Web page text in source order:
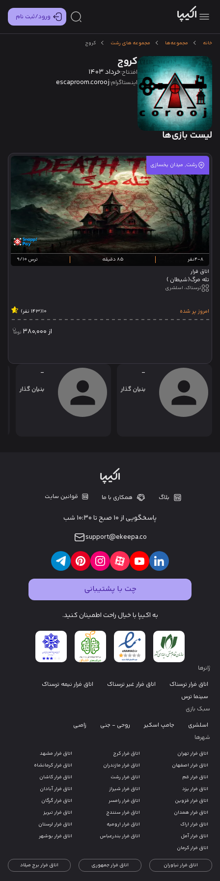
ورود/ثبت نام
خانه مجموعه‌ها مجموعه های رشت کروج
کروج
افتتاح:خرداد 1403
اینستاگرام:escaproom.corooj
لیست بازی‌ها
رشت, میدان یخسازی
4-8نفر 85 دقیقه ترس 9/10
اتاق فرار
تله مرگ(شیطان )
ترسناک، اسلشری
امروز پر شده 10(143 نفر)
از380,000
-
بنیان گذار
-
بنیان گذار
بلاگ همکاری با ما قوانین سایت
پاسخگویی از ۱۰ صبح تا ۱۰:۳۰ شب
support@ekeepa.co
چت با پشتیبانی
به اکیپا با خیال راحت اطمینان کنید.
ژانرها
اتاق فرار ترسناک
اتاق فرار غیر ترسناک
اتاق فرار نیمه ترسناک
سینما ترس
سبک بازی
اسلشری
جامپ اسکیر روحی - جنی
زامبی
شهرها
اتاق فرار تهران اتاق فرار کرج
اتاق فرار مشهد
اتاق فرار اصفهان
اتاق فرار مازندران
اتاق فرار کرمانشاه
اتاق فرار قم
اتاق فرار رشت
اتاق فرار کاشان
اتاق فرار یزد
اتاق فرار شیراز
اتاق فرار آبادان
اتاق فرار قزوین
اتاق فرار رامسر
اتاق فرار گرگان
اتاق فرار همدان
اتاق فرار سنندج
اتاق فرار تبریز
اتاق فرار اراک
اتاق فرار ارومیه
اتاق فرار لرستان
اتاق فرار آمل
اتاق فرار بندرعباس
اتاق فرار بوشهر
اتاق فرار کرمان
اتاق فرار نیاوران اتاق فرار جمهوری اتاق فرار برج میلاد